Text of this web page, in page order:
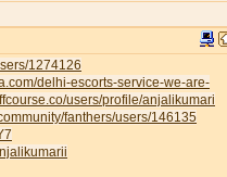
1274126
delhi-escorts-service-we-are-
users/profile/anjalikumari
fanthers/users/146135